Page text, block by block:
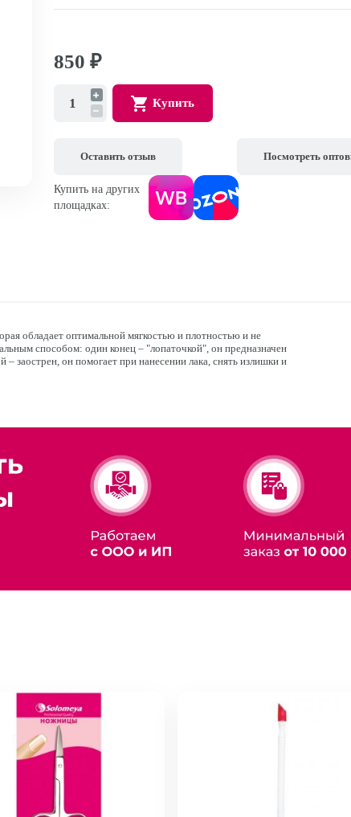
850 ₽
Купить
Оставить отзыв Посмотреть
Купить на других
площадках:
обладает оптимальной мягкостью и плотностью и не
способом: один конец – "лопаточкой", он предназначен
заострен, он помогает при нанесении лака, снять излишки и